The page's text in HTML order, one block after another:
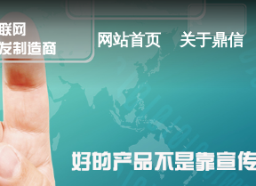
网站首页 关于鼎信